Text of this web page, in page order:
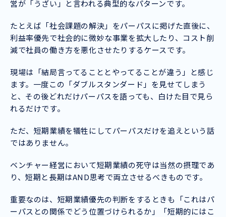
営が「うざい」と言われる典型的なパターンです。
たとえば「社会課題の解決」をパーパスに掲げた直後に、
利益率優先で社会的に微妙な事業を拡大したり、コスト削
減で社員の働き方を悪化させたりするケースです。
現場は「結局言ってることとやってることが違う」と感じ
ます。一度この「ダブルスタンダード」を見せてしまう
と、その後どれだけパーパスを語っても、白けた目で見ら
れるだけです。
ただ、短期業績を犠牲にしてパーパスだけを追えという話
ではありません。
ベンチャー経営において短期業績の死守は当然の摂理であ
り、短期と長期はAND思考で両立させるべきものです。
重要なのは、短期業績優先の判断をするときも「これはパ
ーパスとの関係でどう位置づけられるか」「短期的にはこ